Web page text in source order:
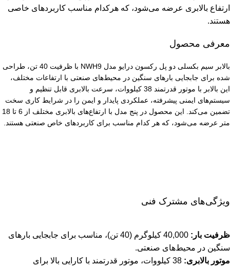
ارتفاع بالابری عرضه می‌شود، که هرکدام مناسب کاربردهای خاصی
هستند.
معرفی محصول
بالابر سیم بکسلی دو پل رکسون درایو مدل NWH9 با ظرفیت 40 تن، طراحی
شده برای جابجایی بارهای سنگین در محیط‌های صنعتی با ارتفاعات مختلف،
این بالابر با موتور قدرتمند 38 کیلووات، سرعت بالابری قابل تنظیم و
سیستم‌های ایمنی پیشرفته، عملکردی پایدار و ایمن را در شرایط کاری سخت
تضمین می‌کند. این محصول در پنج مدل با ارتفاع‌های بالابری مختلف از 6 تا 18
متر عرضه می‌شود، که هر کدام مناسب برای کاربردهای خاص صنعتی هستند.
ویژگی‌های مشترک فنی
ظرفیت بار:
40,000 کیلوگرم (40 تن)، مناسب برای جابجایی بارهای
سنگین در محیط‌های صنعتی.
موتور بالابری:
38 کیلووات، موتور قدرتمند با کارایی بالا برای